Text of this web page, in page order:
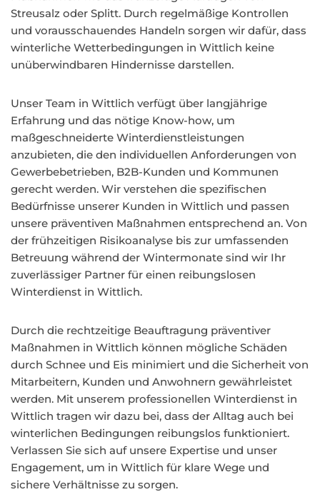
Streusalz oder Splitt. Durch regelmäßige Kontrollen
und vorausschauendes Handeln sorgen wir dafür, dass
winterliche Wetterbedingungen in Wittlich keine
unüberwindbaren Hindernisse darstellen.
Unser Team in Wittlich verfügt über langjährige
Erfahrung und das nötige Know-how, um
maßgeschneiderte Winterdienstleistungen
anzubieten, die den individuellen Anforderungen von
Gewerbebetrieben, B2B-Kunden und Kommunen
gerecht werden. Wir verstehen die spezifischen
Bedürfnisse unserer Kunden in Wittlich und passen
unsere präventiven Maßnahmen entsprechend an. Von
der frühzeitigen Risikoanalyse bis zur umfassenden
Betreuung während der Wintermonate sind wir Ihr
zuverlässiger Partner für einen reibungslosen
Winterdienst in Wittlich.
Durch die rechtzeitige Beauftragung präventiver
Maßnahmen in Wittlich können mögliche Schäden
durch Schnee und Eis minimiert und die Sicherheit von
Mitarbeitern, Kunden und Anwohnern gewährleistet
werden. Mit unserem professionellen Winterdienst in
Wittlich tragen wir dazu bei, dass der Alltag auch bei
winterlichen Bedingungen reibungslos funktioniert.
Verlassen Sie sich auf unsere Expertise und unser
Engagement, um in Wittlich für klare Wege und
sichere Verhältnisse zu sorgen.